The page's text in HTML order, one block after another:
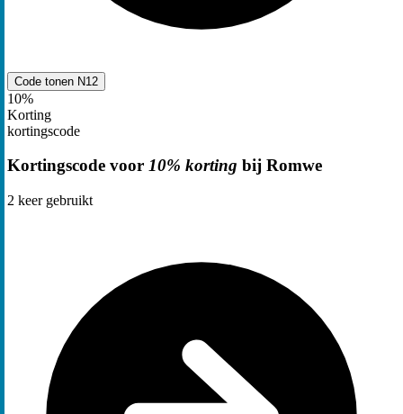
Code tonen N12
10%
Korting
kortingscode
Kortingscode voor 10% korting bij Romwe
2 keer gebruikt